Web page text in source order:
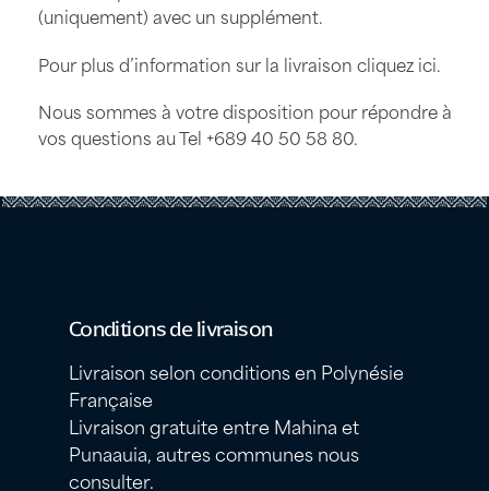
(uniquement) avec un supplément.
Pour plus d’information sur la livraisoncliquez ici.
Nous sommes à votre disposition pour répondre à
vos questions au Tel +689 40 50 58 80.
Conditions de livraison
Livraison selon conditions en Polynésie
Française
Livraison gratuite entre Mahina et
Punaauia, autres communes nous
consulter.